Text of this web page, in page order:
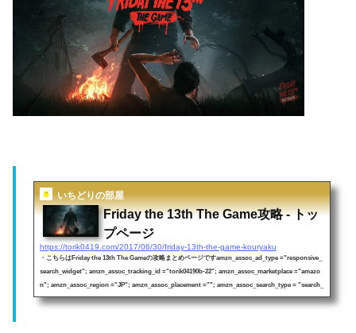
いちどりの部屋
Friday the 13th The Game攻略 - トッ
プページ
https://torik0419.com/2017/06/30/friday-13th-the-game-kouryaku
・こちらはFriday the 13th The Gameの攻略まとめページですamzn_assoc_ad_type ="responsive_
search_widget"; amzn_assoc_tracking_id ="torik04190b-22"; amzn_assoc_marketplace ="amazo
n"; amzn_assoc_region ="JP"; amzn_assoc_placement =""; amzn_assoc_search_type = "search_
widget";amzn_assoc_width ="auto"; amzn_assoc_height ="auto"; amzn_assoc_default_search_